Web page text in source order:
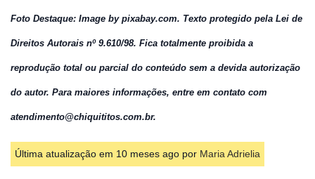
Foto Destaque: Image by pixabay.com. Texto protegido pela Lei de
Direitos Autorais nº 9.610/98. Fica totalmente proibida a
reprodução total ou parcial do conteúdo sem a devida autorização
do autor. Para maiores informações, entre em contato com
atendimento@chiquititos.com.br.
Última atualização em 10 meses ago por Maria Adrielia